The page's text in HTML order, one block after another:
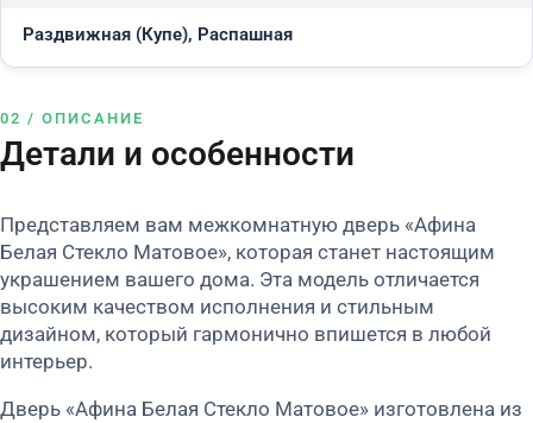
Раздвижная (Купе), Распашная
02 / ОПИСАНИЕ
Детали и особенности
Представляем вам межкомнатную дверь «Афина
Белая Стекло Матовое», которая станет настоящим
украшением вашего дома. Эта модель отличается
высоким качеством исполнения и стильным
дизайном, который гармонично впишется в любой
интерьер.
Дверь «Афина Белая Стекло Матовое» изготовлена из